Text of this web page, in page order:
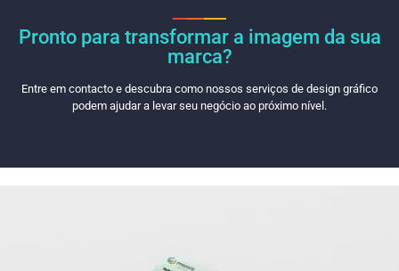
Pronto para transformar a imagem da sua
marca?
Entre em contacto e descubra como nossos serviços de design gráfico
podem ajudar a levar seu negócio ao próximo nível.